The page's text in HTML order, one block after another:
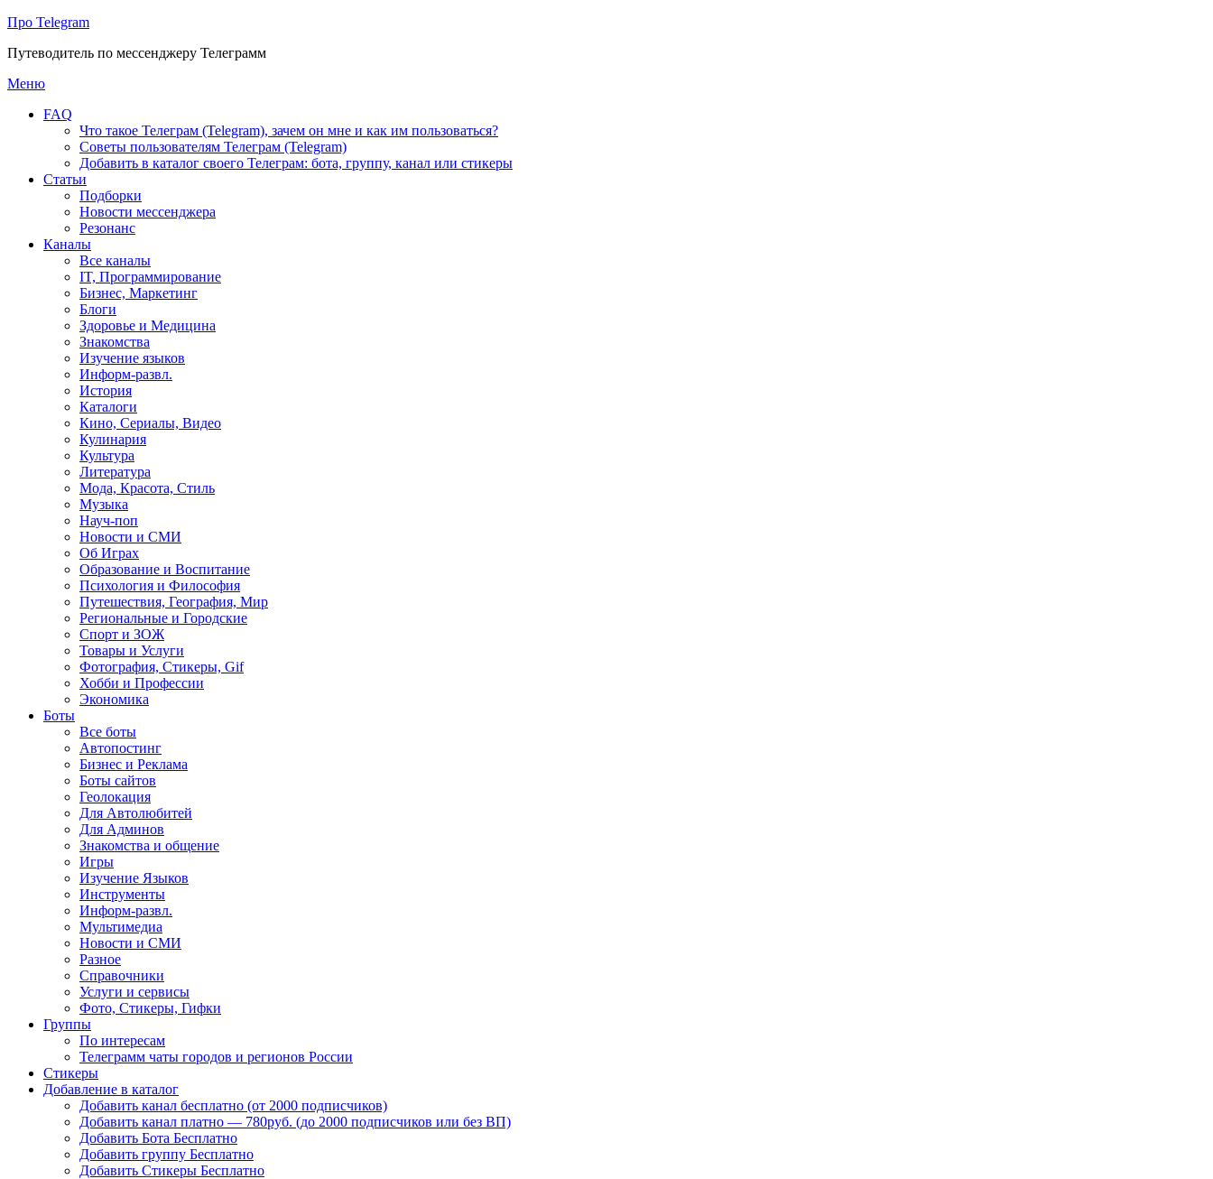
Про Telegram
Путеводитель по мессенджеру Телеграмм
Перейти
содержимому
Меню
FAQ
Что такое Телеграм (Telegram), зачем он мне и как им пользоваться?
Советы пользователям Телеграм (Telegram)
Добавить в каталог своего Телеграм: бота, группу, канал или стикеры
Статьи
Подборки
Новости мессенджера
Резонанс
Каналы
Все каналы
IT, Программирование
Бизнес, Маркетинг
Блоги
Здоровье и Медицина
Знакомства
Изучение языков
Информ-развл.
История
Каталоги
Кино, Сериалы, Видео
Кулинария
Культура
Литература
Мода, Красота, Стиль
Музыка
Науч-поп
Новости и СМИ
Об Играх
Образование и Воспитание
Психология и Философия
Путешествия, География, Мир
Региональные и Городские
Спорт и ЗОЖ
Товары и Услуги
Фотография, Стикеры, Gif
Хобби и Профессии
Экономика
Боты
Все боты
Автопостинг
Бизнес и Реклама
Боты сайтов
Геолокация
Для Автолюбитей
Для Админов
Знакомства и общение
Игры
Изучение Языков
Инструменты
Информ-развл.
Мультимедиа
Новости и СМИ
Разное
Справочники
Услуги и сервисы
Фото, Стикеры, Гифки
Группы
По интересам
Телеграмм чаты городов и регионов России
Стикеры
Добавление в каталог
Добавить канал бесплатно (от 2000 подписчиков)
Добавить канал платно — 780руб. (до 2000 подписчиков или без ВП)
Добавить Бота Бесплатно
Добавить группу Бесплатно
Добавить Стикеры Бесплатно